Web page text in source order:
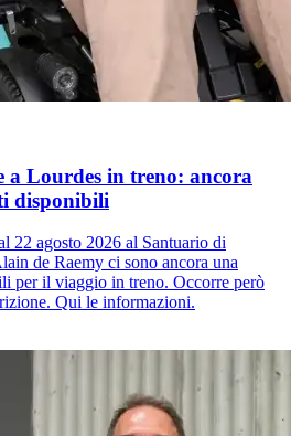
a Lourdes in treno: ancora
disponibili
22 agosto 2026 al Santuario di
de Raemy ci sono ancora una
per il viaggio in treno. Occorre però
Qui le informazioni.